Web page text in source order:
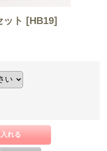
ト [HB19]